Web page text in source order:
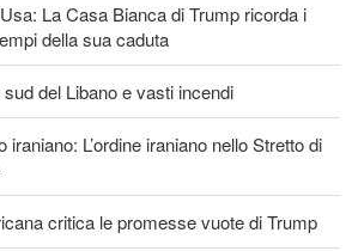
La Casa Bianca di Trump ricorda i
della sua caduta
del Libano e vasti incendi
iraniano: L’ordine iraniano nello Stretto di
critica le promesse vuote di Trump